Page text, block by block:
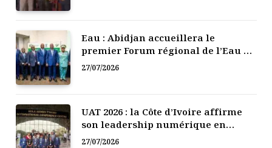
Eau : Abidjan accueillera le
premier Forum régional de l’Eau de
l’Afrique de l’Ouest
27/07/2026
UAT 2026 : la Côte d’Ivoire affirme
son leadership numérique en
Afrique
27/07/2026